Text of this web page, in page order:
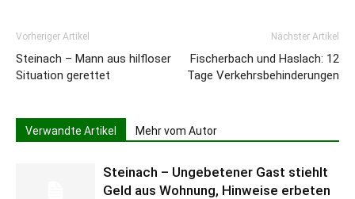
Vorheriger Artikel
Steinach – Mann aus hilfloser
Situation gerettet
Nächster Artikel
Fischerbach und Haslach: 12
Tage Verkehrsbehinderungen
Verwandte Artikel Mehr vom Autor
Steinach – Ungebetener Gast stiehlt
Geld aus Wohnung, Hinweise erbeten